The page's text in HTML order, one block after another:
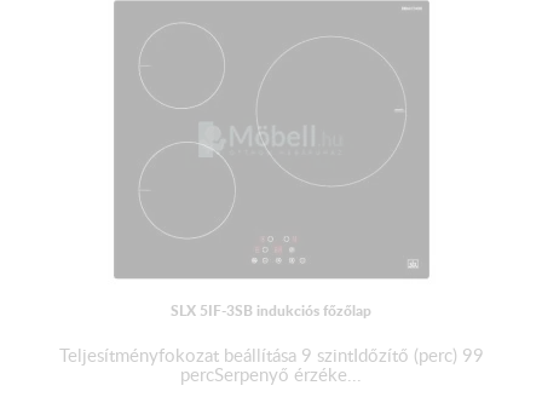
SLX 5IF-3SB indukciós főzőlap
Teljesítményfokozat beállítása 9 szintIdőzítő (perc) 99
percSerpenyő érzéke...